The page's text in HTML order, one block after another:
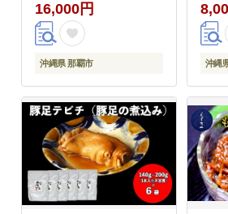
16,000円
沖縄県 那覇市 沖縄